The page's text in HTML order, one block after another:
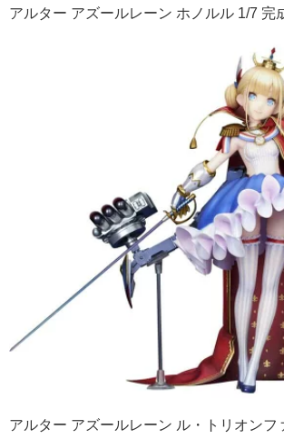
アルター アズールレーン ホノルル 1/7 完
アルター アズールレーン ル・トリオンフ